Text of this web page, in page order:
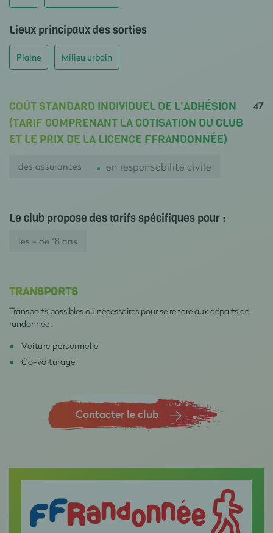
Lieux principaux des sorties
Plaine Milieu urbain
COÛT STANDARD INDIVIDUEL DE L'ADHÉSION
(TARIF COMPRENANT LA COTISATION DU CLUB
ET LE PRIX DE LA LICENCE FFRANDONNÉE)
47
des assurances en responsabilité civile
Le club propose des tarifs spécifiques pour :
les - de 18 ans
TRANSPORTS
Transports possibles ou nécessaires pour se rendre aux départs de
randonnée :
Voiture personnelle
Co-voiturage
Contacter le club